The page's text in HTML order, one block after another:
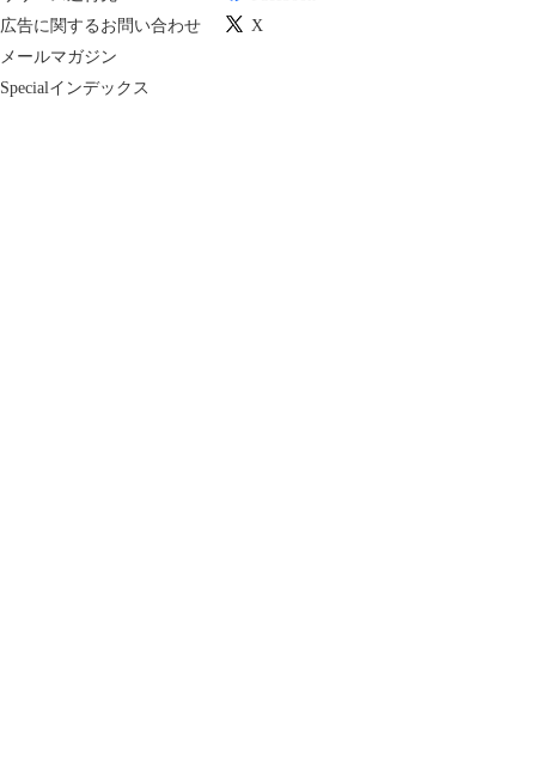
広告に関するお問い合わせ
メールマガジン
Specialインデックス
X